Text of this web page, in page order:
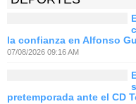
la confianza en Alfonso
07/08/2026 09:16 AM
pretemporada ante el CD